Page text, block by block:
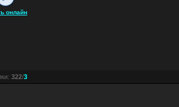
онлайн
: 322/3